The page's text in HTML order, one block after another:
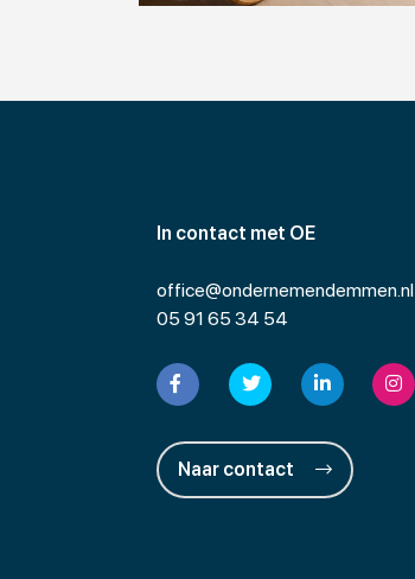
In contact met OE
office@ondernemendemmen.nl
05 91 65 34 54
Naar contact